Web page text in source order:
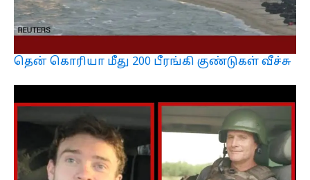
தென் கொரியா மீது 200 பீரங்கி குண்டுகள் வீச்சு